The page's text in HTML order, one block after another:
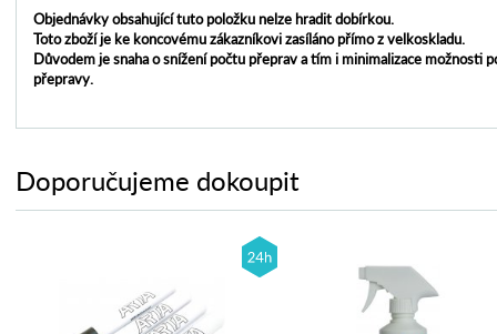
Objednávky obsahující tuto položku nelze hradit dobírkou.
Toto zboží je ke koncovému zákazníkovi zasíláno přímo z velkoskladu.
Důvodem je snaha o snížení počtu přeprav a tím i minimalizace možnosti
přepravy.
Doporučujeme dokoupit